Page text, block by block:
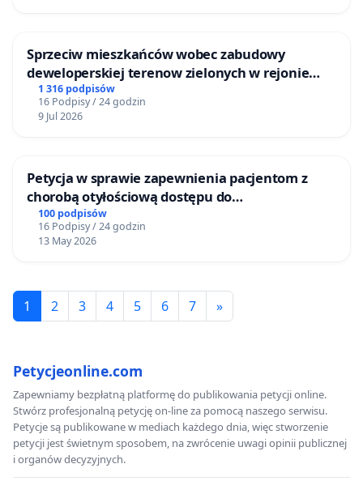
Sprzeciw mieszkańców wobec zabudowy
deweloperskiej terenow zielonych w rejonie
Bulwarów Straceńskich w Bielsku-Białej
1 316 podpisów
16 Podpisy / 24 godzin
9 Jul 2026
Petycja w sprawie zapewnienia pacjentom z
chorobą otyłościową dostępu do
kompleksowego leczenia oraz programów
profilaktycznych.
100 podpisów
16 Podpisy / 24 godzin
13 May 2026
1 2 3 4 5 6 7 »
Petycjeonline.com
Zapewniamy bezpłatną platformę do publikowania petycji online.
Stwórz profesjonalną petycję on-line za pomocą naszego serwisu.
Petycje są publikowane w mediach każdego dnia, więc stworzenie
petycji jest świetnym sposobem, na zwrócenie uwagi opinii publicznej
i organów decyzyjnych.